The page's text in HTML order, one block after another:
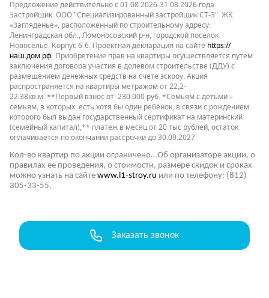
Предложение действительно с 01.08.2026-31.08.2026 года.
Застройщик: ООО "Специализированный застройщик СТ-3". ЖК
«Загляденье», расположенный по строительному адресу:
Ленинградская обл., Ломоносовский р-н, городской поселок
Новоселье. Корпус 6-6. Проектная декларация на сайте https://
наш.дом.рф . Приобретение прав на квартиры осуществляется путем
заключения договора участия в долевом строительстве (ДДУ) с
размещением денежных средств на счёте эскроу. Акция
распространяется на квартиры метражом от 22,2-
22.38кв.м..**Первый взнос от 230 000 руб. *Семьям с детьми –
семьям, в которых есть хотя бы один ребёнок, в связи с рождением
которого был выдан государственный сертификат на материнский
(семейный капитал),** платеж в месяц от 20 тыс рублей, остаток
оплачивается по окончании рассрочки до 30.09.2027
Кол-во квартир по акции ограничено. .Об организаторе акции, о
правилах ее проведения, о стоимости, размере скидок и сроках
можно узнать на сайте www.l1-stroy.ru или по телефону: (812)
305-33-55.
Заказать звонок